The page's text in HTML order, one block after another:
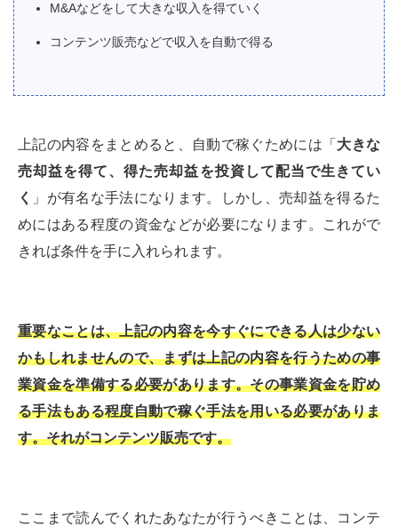
M&Aなどをして大きな収入を得ていく
コンテンツ販売などで収入を自動で得る
上記の内容をまとめると、自動で稼ぐためには「 大きな
売却益を得て、得た売却益を投資して配当で生きてい
く
」が有名な手法になります。しかし、売却益を得るた
めにはある程度の資金などが必要になります。これがで
きれば条件を手に入れられます。
重要なことは、上記の内容を今すぐにできる人は少ない
かもしれませんので、まずは上記の内容を行うための事
業資金を準備する必要があります。その事業資金を貯め
る手法もある程度自動で稼ぐ手法を用いる必要がありま
す。それがコンテンツ販売です。
ここまで読んでくれたあなたが行うべきことは、コンテ